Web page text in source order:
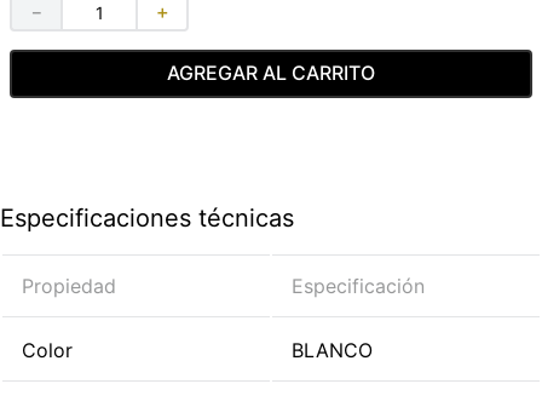
＋
－
AGREGAR AL CARRITO
Especificaciones técnicas
Propiedad Especificación
Color BLANCO